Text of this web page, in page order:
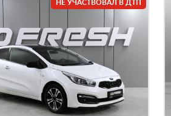
НЕ УЧАСТВОВАЛ В ДТП